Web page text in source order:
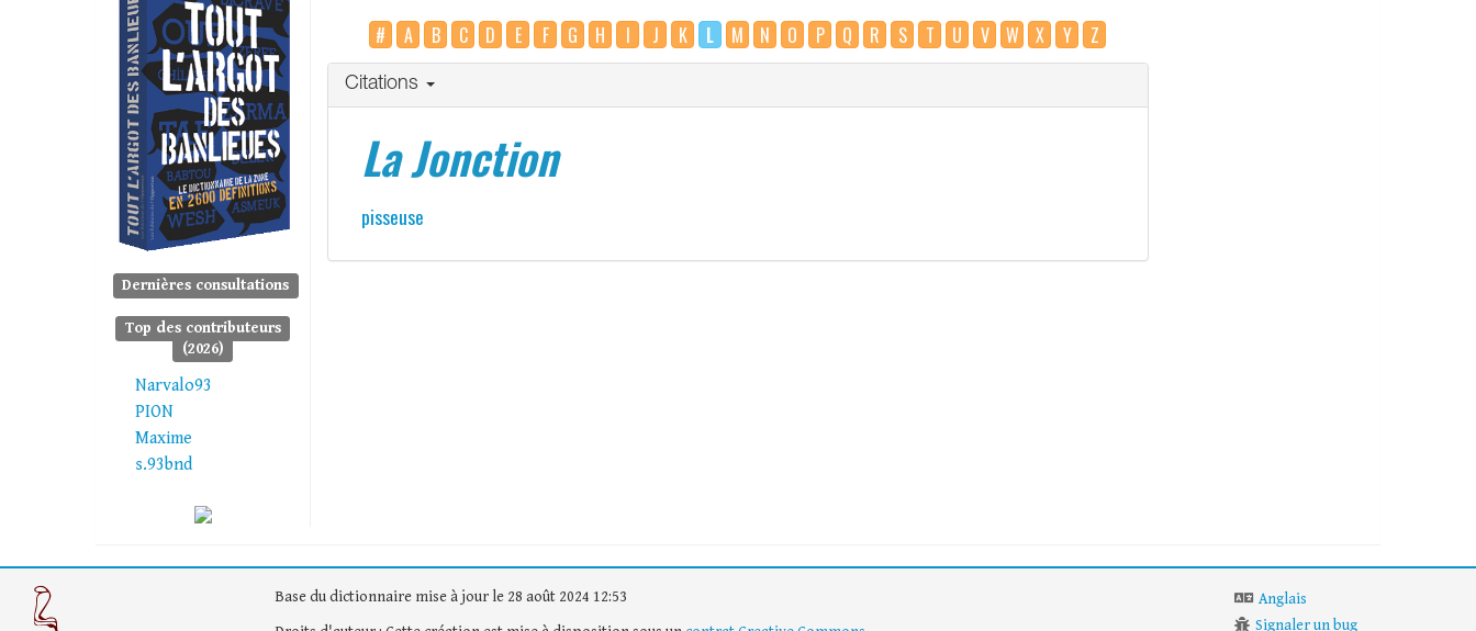
Dernières consultations
Top des contributeurs
(2026)
Narvalo93
PION
Maxime
s.93bnd
#
A B C D E F G H I J K L M N O P Q R S T U V W X Y Z
Citations
La Jonction
pisseuse
Base du dictionnaire mise à jour le 28 août 2024 12:53
Anglais
Signaler un bug